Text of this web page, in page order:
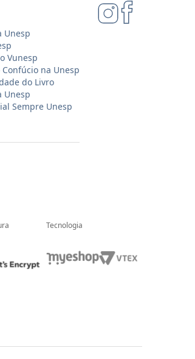
Unesp
Vunesp
na Unesp
do Livro
Unesp
Sempre Unesp
Tecnologia